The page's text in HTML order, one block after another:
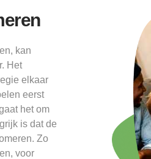
kan
Het
elkaar
eerst
het om
is dat de
Zo
voor